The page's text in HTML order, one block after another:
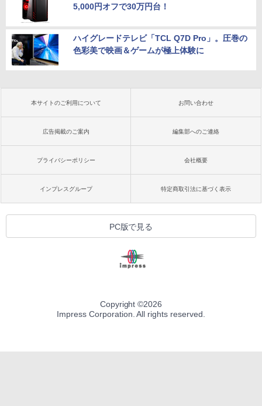
5,000円オフで30万円台！
ハイグレードテレビ「TCL Q7D Pro」。圧巻の
色彩美で映画＆ゲームが極上体験に
本サイトのご利用について お問い合わせ
広告掲載のご案内 編集部へのご連絡
プライバシーポリシー 会社概要
インプレスグループ 特定商取引法に基づく表示
PC版で見る
Copyright ©2026
Impress Corporation. All rights reserved.